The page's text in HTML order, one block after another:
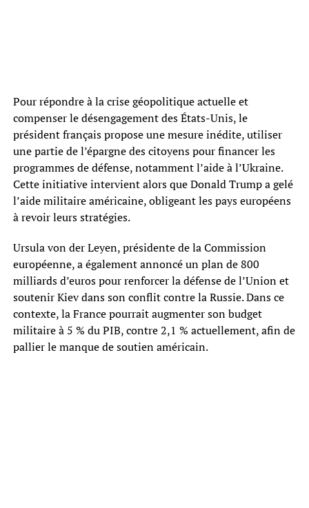
Pour répondre à la crise géopolitique actuelle et
compenser le désengagement des États-Unis, le
président français propose une mesure inédite, utiliser
une partie de l’épargne des citoyens pour financer les
programmes de défense, notamment l’aide à l’Ukraine.
Cette initiative intervient alors que Donald Trump a gelé
l’aide militaire américaine, obligeant les pays européens
à revoir leurs stratégies.
Ursula von der Leyen, présidente de la Commission
européenne, a également annoncé un plan de 800
milliards d’euros pour renforcer la défense de l’Union et
soutenir Kiev dans son conflit contre la Russie. Dans ce
contexte, la France pourrait augmenter son budget
militaire à 5 % du PIB, contre 2,1 % actuellement, afin de
pallier le manque de soutien américain.